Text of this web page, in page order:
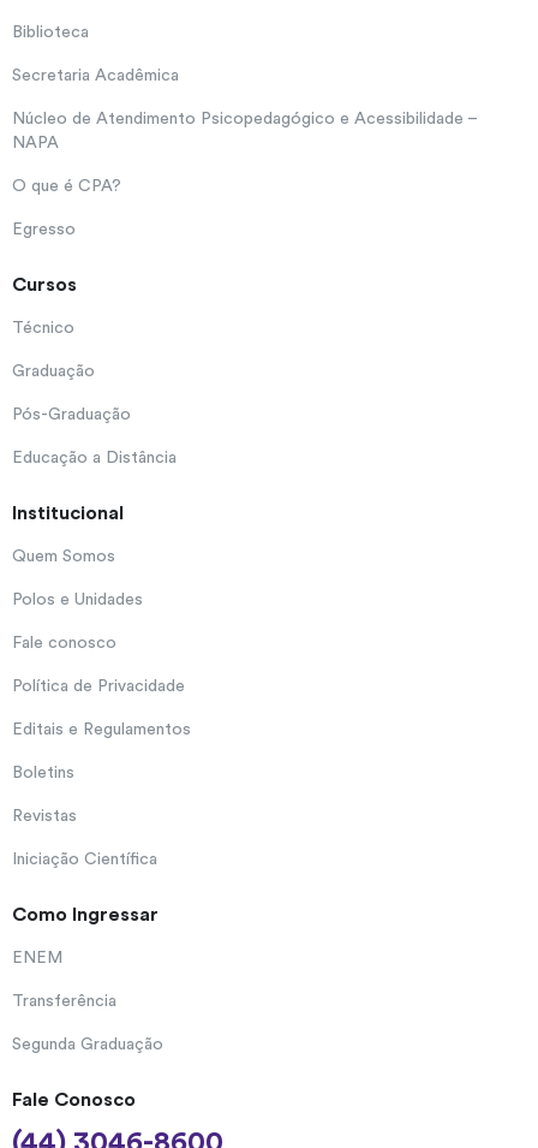
Biblioteca
Secretaria Acadêmica
Núcleo de Atendimento Psicopedagógico e Acessibilidade –
NAPA
O que é CPA?
Egresso
Cursos
Técnico
Graduação
Pós-Graduação
Educação a Distância
Institucional
Quem Somos
Polos e Unidades
Fale conosco
Política de Privacidade
Editais e Regulamentos
Boletins
Revistas
Iniciação Científica
Como Ingressar
ENEM
Transferência
Segunda Graduação
Fale Conosco